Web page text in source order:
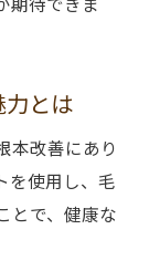
とは
本改善にあり
を使用し、毛
とで、健康な